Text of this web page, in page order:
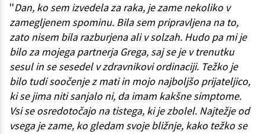
''Dan, ko sem izvedela za raka, je zame nekoliko v
zamegljenem spominu. Bila sem pripravljena na to,
zato nisem bila razburjena ali v solzah. Hudo pa mi je
bilo za mojega partnerja Grega, saj se je v trenutku
sesul in se sesedel v zdravnikovi ordinaciji. Težko je
bilo tudi soočenje z mati in mojo najboljšo prijateljico,
ki se jima niti sanjalo ni, da imam kakšne simptome.
Vsi se osredotočajo na tistega, ki je zbolel. Najtežje od
vsega je zame, ko gledam svoje bližnje, kako težko se